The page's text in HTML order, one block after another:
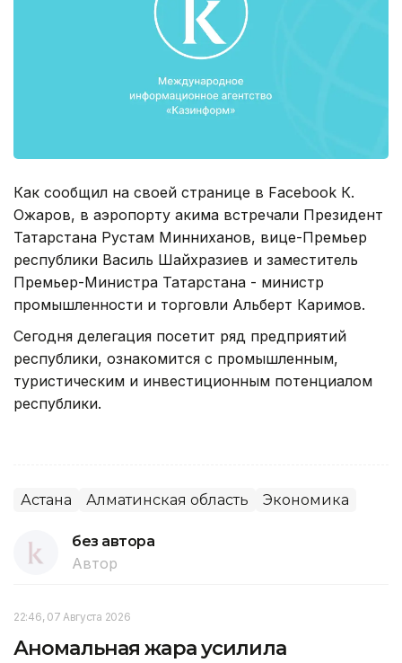
Как сообщил на своей странице в Facebook К.
Ожаров, в аэропорту акима встречали Президент
Татарстана Рустам Минниханов, вице-Премьер
республики Василь Шайхразиев и заместитель
Премьер-Министра Татарстана - министр
промышленности и торговли Альберт Каримов.
Сегодня делегация посетит ряд предприятий
республики, ознакомится с промышленным,
туристическим и инвестиционным потенциалом
республики.
Астана Алматинская область Экономика
без автора
Автор
22:46, 07 Августа 2026
Аномальная жара усилила